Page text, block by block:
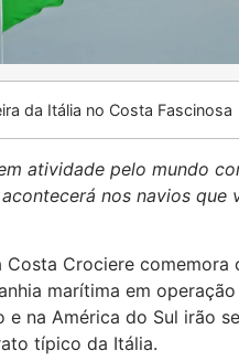
da Itália no Costa Fascinosa
atividade pelo mundo
nos navios que
Crociere comemora
marítima em
e na América do Sul irão
típico da Itália.